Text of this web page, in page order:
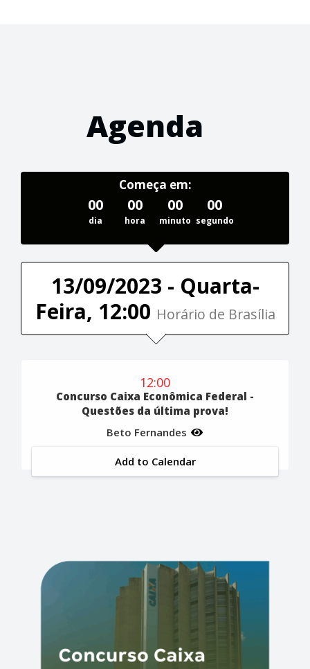
Agenda
Começa em:
00
dia
00
hora
00
minuto
00
segundo
13/09/2023 - Quarta-
Feira, 12:00 Horário de Brasília
12:00
Concurso Caixa Econômica Federal -
Questões da última prova!
Beto Fernandes
Add to Calendar